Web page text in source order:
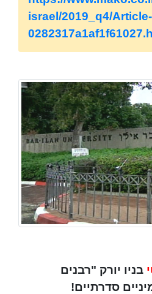
israel/2019_q4/Article-
בניו יורק "רבנים
סדרתיים!